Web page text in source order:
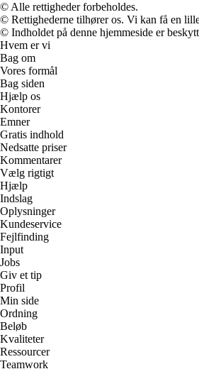
© Alle rettigheder forbeholdes.
© Rettighederne tilhører os. Vi kan få en
© Indholdet på denne hjemmeside er
Hvem er vi
Bag om
Vores formål
Bag siden
Hjælp os
Kontorer
Emner
Gratis indhold
Nedsatte priser
Kommentarer
Vælg rigtigt
Hjælp
Indslag
Oplysninger
Kundeservice
Fejlfinding
Input
Jobs
Giv et tip
Profil
Min side
Ordning
Beløb
Kvaliteter
Ressourcer
Teamwork